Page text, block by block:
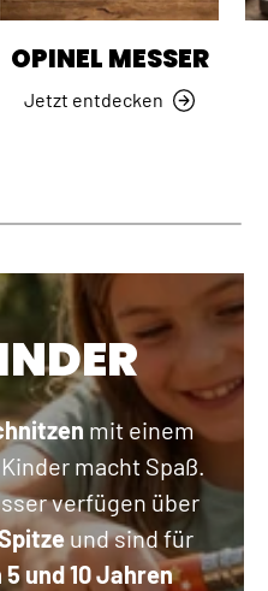
OPINEL MESSER
Jetzt entdecken
mit einem
macht Spaß.
verfügen über
und sind für
und 10 Jahren